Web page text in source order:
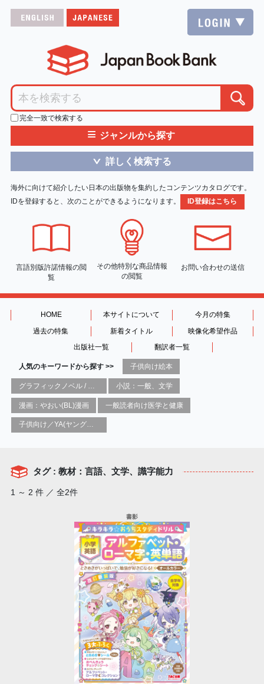
完全一致で検索する
≡ ジャンルから探す
＞ 詳しく検索する
海外に向けて紹介したい日本の出版物を集約したコンテンツカタログです。
IDを登録すると、次のことができるようになります。
ID登録はこちら
言語別版許諾情報の閲
覧
その他特別な商品情報
の閲覧
お問い合わせの送信
HOME 本サイトについて
今月の特集
過去の特集
新着タイトル
映像化希望作品
出版社一覧
翻訳者一覧
人気のキーワードから探す >> 子供向け絵本
小説：一般、文学
漫画：やおい(BL)漫画 一般読者向け医学と健康
子供向け／YA(ヤングアダルト)向け一般：芸術&芸術家
タグ : 教材：言語、文学、識字能力
1 ～ 2 件 ／ 全2件